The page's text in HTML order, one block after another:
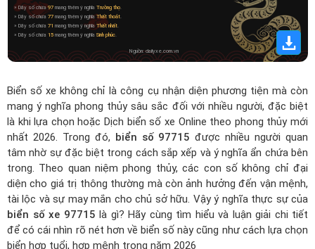
» Dãy số chứa97 mang thêm ý nghĩa Trường thọ.
» Dãy số chứa 77 mang thêm ý nghĩaThất thoát.
» Dãy số chứa 71 mang thêm ý nghĩaThất nhất.
» Dãy số chứa 15 mang thêm ý nghĩa Sinh phúc.
Nguồn: dailyxe.com.vn
Biển số xe không chỉ là công cụ nhận diện phương tiện mà còn
mang ý nghĩa phong thủy sâu sắc đối với nhiều người, đặc biệt
là khi lựa chọn hoặcDịch biển số xe Online theo phong thủy mới
nhất 2026. Trong đó, biển số 97715 được nhiều người quan
tâm nhờ sự đặc biệt trong cách sắp xếp và ý nghĩa ẩn chứa bên
trong. Theo quan niệm phong thủy, các con số không chỉ đại
diện cho giá trị thông thường mà còn ảnh hưởng đến vận mệnh,
tài lộc và sự may mắn cho chủ sở hữu. Vậy ý nghĩa thực sự của
biển số xe 97715 là gì? Hãy cùng tìm hiểu và luận giải chi tiết
để có cái nhìn rõ nét hơn về biển số này cũng như cách lựa chọn
biển hợp tuổi, hợp mệnh trong năm 2026